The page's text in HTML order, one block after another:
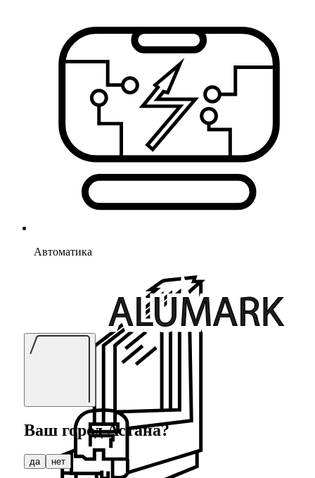
Автоматика
Ваш городАстана?
да нет